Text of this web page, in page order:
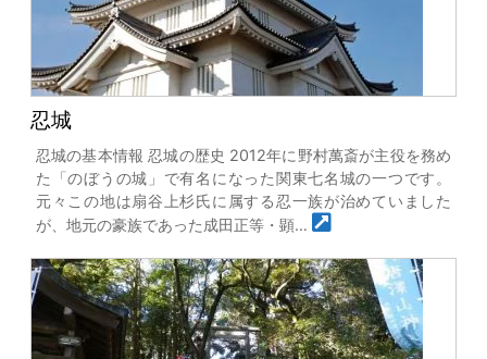
忍城
忍城の基本情報 忍城の歴史 2012年に野村萬斎が主役を務め
た「のぼうの城」で有名になった関東七名城の一つです。
元々この地は扇谷上杉氏に属する忍一族が治めていました
が、地元の豪族であった成田正等・顕…